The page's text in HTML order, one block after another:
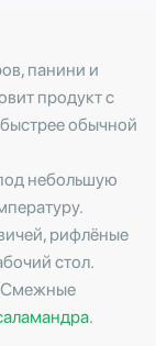
панини и
продукт с
обычной
небольшую
рифлёные
стол.
Смежные
.